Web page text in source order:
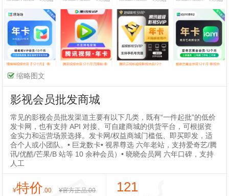
缩略图文
影视会员批发商城
常见的影视会员批发渠道主要有以下几类，既有“一件起批”的低价
发卡网，也有支持 API 对接、可自建商城的供货平台，可根据资
金实力和运营场景选择。发卡网/权益商城门槛低、即买即发，适
合个人或小团队。• 巨龙数卡• 视界尊选 六年老站，支持爱奇艺/腾
讯/优酷/芒果/B 站等 10 余种会员）• 晓晓会员网 六年口碑，支持
人工
¥特价.00 ¥官方正品.00
121